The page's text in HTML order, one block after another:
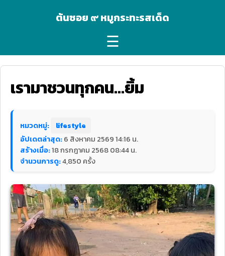
ต้นซอย ๙ หมูกระทะรสเด็ด
☰
เรามาชวนทุกคน...ยิ้ม
หมวดหมู่:
lifestyle
อัปเดตล่าสุด:6 สิงหาคม 2569 14:16 น.
สร้างเมื่อ:18 กรกฎาคม 2568 08:44 น.
จำนวนการดู:4,850 ครั้ง